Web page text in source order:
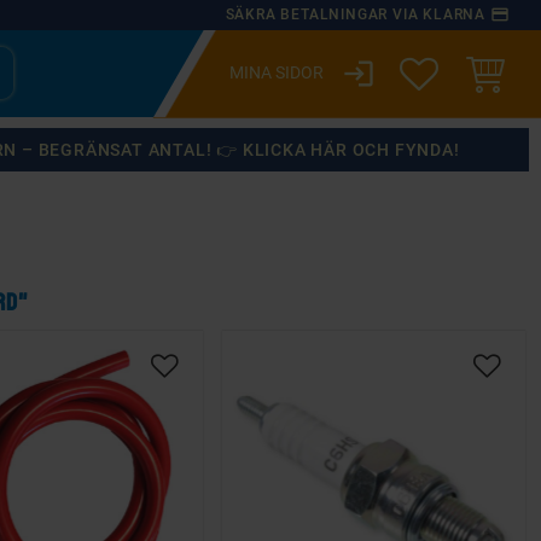
SÄKRA BETALNINGAR VIA KLARNA payment
login ÖNSKELISTA
– BEGRÄNSAT ANTAL! 👉 KLICKA HÄR OCH FYNDA!